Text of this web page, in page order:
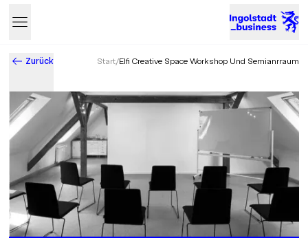
Zurück Start/Elfi Creative Space Workshop Und Semianrraum
Business & Innovation in Ingolstadt – Der Standort mit